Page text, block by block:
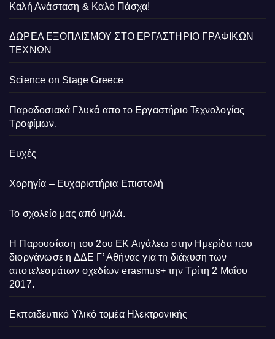
Καλή Ανάσταση & Καλό Πάσχα!
ΔΩΡΕΑ ΕΞΟΠΛΙΣΜΟΥ ΣΤΟ ΕΡΓΑΣΤΗΡΙΟ ΓΡΑΦΙΚΩΝ
ΤΕΧΝΩΝ
Science on Stage Greece
Παραδοσιακά Γλυκά απο το Εργαστήριο Τεχνολογίας
Τροφίμων.
Ευχές
Χορηγία – Ευχαριστήρια Επιστολή
Το σχολείο μας από ψηλά.
Η Παρουσίαση του 2ου ΕΚ Αιγάλεω στην Ημερίδα που
διοργάνωσε η ΔΔΕ Γ’ Αθήνας για τη διάχυση των
αποτελεσμάτων σχεδίων erasmus+ την Τρίτη 2 Μαΐου
2017.
Εκπαιδευτικό Υλικό τομέα Ηλεκτρονικής